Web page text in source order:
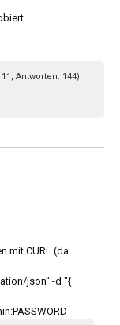
Antworten: 144)
mit CURL (da
json" -d "{